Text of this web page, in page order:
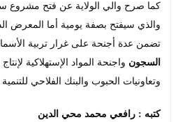
كما صرح والي الولاية عن فتح مشروع
والذي سيفتح بصفة يومية أما المعرض
تضمن عدة أجنحة على غرار تربية
السجون واجنحة المواد الإستهلاكية
وتعاونيات الحبوب والبنك الفلاحي
كتبه : رافعي محمد محي الدين